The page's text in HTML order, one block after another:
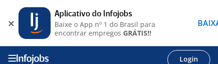
Login
Aplicativo do Infojobs
Baixe o App nº 1 do Brasil para
encontrar empregos GRÁTIS!!